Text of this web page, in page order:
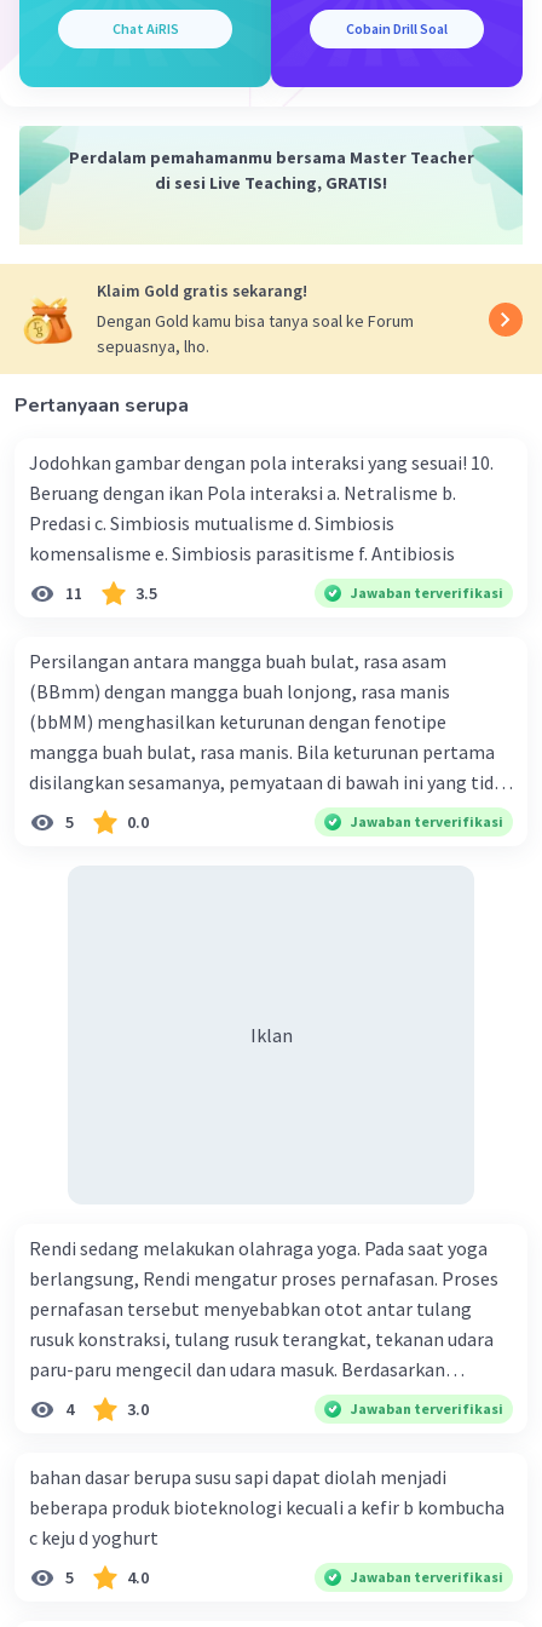
dia akan memiliki hemofilia.
Keturunan perempuan (50% kemungkinan):
Kromosom Xh dari ibu (XhXh) Keturunan
perempuan akan memiliki genotip XhX,
hemofilia, tetapi tidak akan menderita
Jadi, dalam kasus ini, 50% kemungkinan anak
laki-laki akan menderita hemofilia, dan 50%
pembawa hemofilia.
Beri Rating·5.0(1) Balas
Iklan
Chat AiRIS Cobain Drill Soal
Perdalam pemahamanmu bersama Master Teacher
di sesi Live Teaching, GRATIS!
Klaim Gold gratis sekarang!
Dengan Gold kamu bisa tanya soal ke Forum
sepuasnya, lho.
Pertanyaan serupa
Jodohkan gambar dengan pola interaksi yang sesuai! 10.
Beruang dengan ikan Pola interaksi a. Netralisme b.
Predasi c. Simbiosis mutualisme d. Simbiosis
komensalisme e. Simbiosis parasitisme f. Antibiosis
11 3.5 Jawaban terverifikasi
Persilangan antara mangga buah bulat, rasa asam
(BBmm) dengan mangga buah lonjong, rasa manis
(bbMM) menghasilkan keturunan dengan fenotipe
mangga buah bulat, rasa manis. Bila keturunan pertama
disilangkan sesamanya, pemyataan di bawah ini yang tidak
benar mengenai keturunan yang dihasilkan dari
5 0.0 Jawaban terverifikasi
Iklan
Rendi sedang melakukan olahraga yoga. Pada saat yoga
berlangsung, Rendi mengatur proses pernafasan. Proses
pernafasan tersebut menyebabkan otot antar tulang
rusuk konstraksi, tulang rusuk terangkat, tekanan udara
paru-paru mengecil dan udara masuk. Berdasarkan
informasi tersebut, dapat disimpulkan bahwa Rendi
sedang melakukan proses pernafasan....
4 3.0 Jawaban terverifikasi
bahan dasar berupa susu sapi dapat diolah menjadi
beberapa produk bioteknologi kecuali a kefir b kombucha
c keju d yoghurt
5 4.0 Jawaban terverifikasi